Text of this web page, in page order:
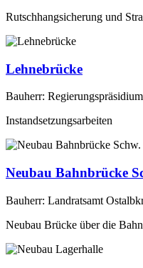
Rutschhangsicherung und
Lehnebrücke
Bauherr:
Instandsetzungsarbeiten
Neubau Bahnbrücke
Bauherr: Landratsamt
Neubau Brücke über die